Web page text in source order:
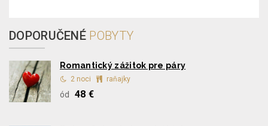
DOPORUČENÉ POBYTY
Romantický zážitok pre páry
2 noci raňajky
ód 48 €